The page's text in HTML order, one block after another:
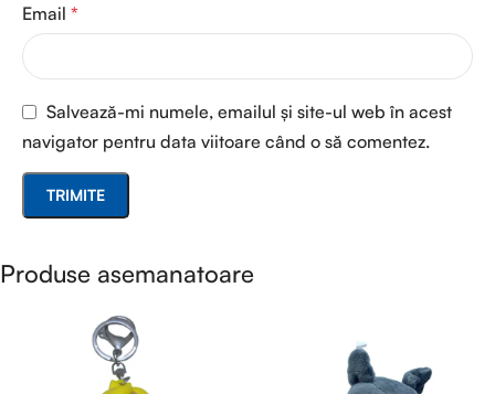
Email *
Salvează-mi numele, emailul și site-ul web în acest
navigator pentru data viitoare când o să comentez.
Produse asemanatoare